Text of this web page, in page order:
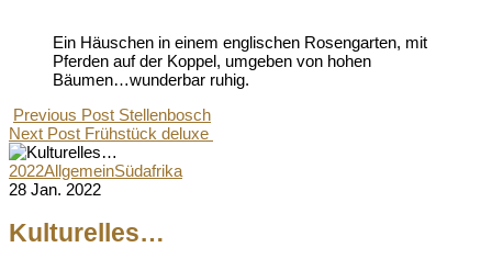
Ein Häuschen in einem englischen Rosengarten, mit
Pferden auf der Koppel, umgeben von hohen
Bäumen…wunderbar ruhig.
Previous Post Stellenbosch
Next Post Frühstück deluxe
2022AllgemeinSüdafrika
28 Jan. 2022
Kulturelles…